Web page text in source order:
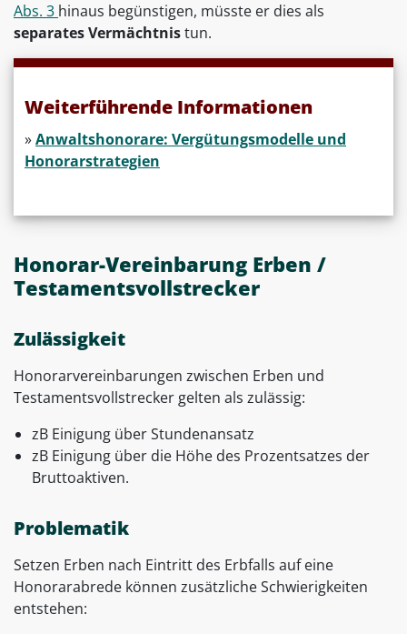
Abs. 3 hinaus begünstigen, müsste er dies als
separates Vermächtnistun.
Weiterführende Informationen
»Anwaltshonorare: Vergütungsmodelle und
Honorarstrategien
Honorar-Vereinbarung Erben /
Testamentsvollstrecker
Zulässigkeit
Honorarvereinbarungen zwischen Erben und
Testamentsvollstrecker gelten als zulässig:
zB Einigung über Stundenansatz
zB Einigung über die Höhe des Prozentsatzes der
Bruttoaktiven.
Problematik
Setzen Erben nach Eintritt des Erbfalls auf eine
Honorarabrede können zusätzliche Schwierigkeiten
entstehen: